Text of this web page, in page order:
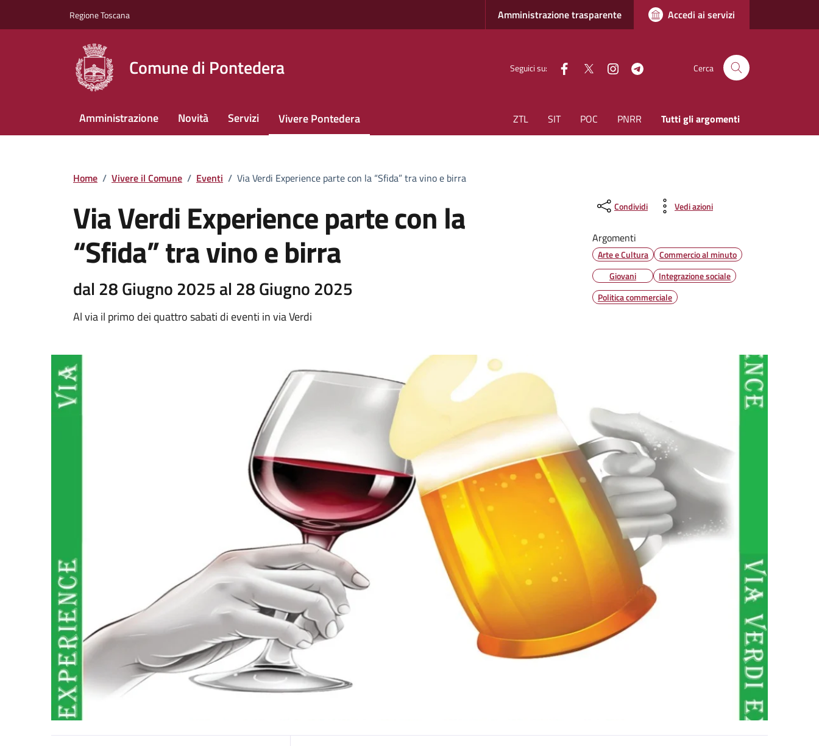
Regione Toscana Amministrazione trasparente Accedi ai servizi
Comune di Pontedera Seguici su: facebook
Twitter instagram Cerca
Amministrazione Novità Servizi Vivere Pontedera ZTL SIT POC PNRR Tutti gli argomenti
Home / Vivere il Comune / Eventi / Via Verdi Experience parte con la “Sfida” tra vino e birra
Via Verdi Experience parte con la
“Sfida” tra vino e birra
dal 28 Giugno 2025 al 28 Giugno 2025
Al via il primo dei quattro sabati di eventi in via Verdi
Condividi Vedi azioni
Argomenti
Arte e Cultura
Commercio al minuto
Giovani
Integrazione sociale
Politica commerciale